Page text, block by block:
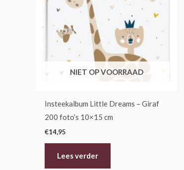
NIET OP VOORRAAD
Insteekalbum Little Dreams – Giraf
200 foto’s 10×15 cm
€14,95
Lees verder